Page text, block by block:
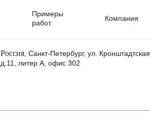
Примеры
работ
Компания
Россия, Санкт-Петербург, ул. Кронштадтская,
д.11, литер А, офис 302